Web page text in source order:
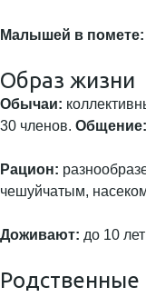
Малышей в помете:
Образ жизни
Обычаи:
30 членов. Общение:
Рацион:
чешуйчатым,
Доживают: до 10